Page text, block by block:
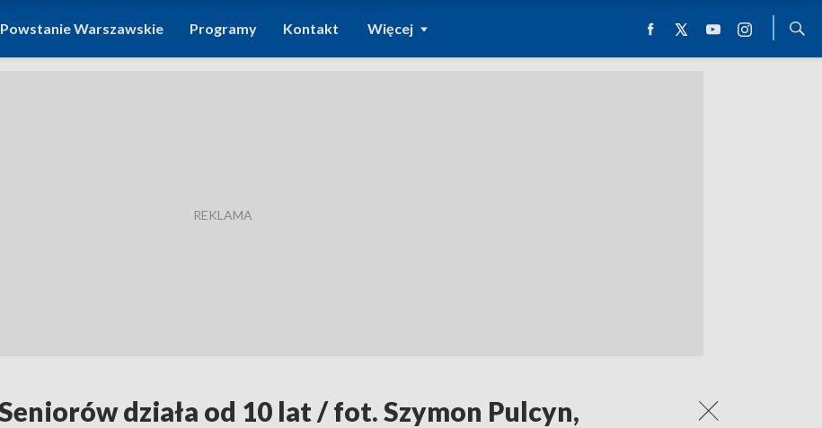
Powstanie Warszawskie Programy Kontakt Więcej
działa od 10 lat / fot. Szymon Pulcyn,